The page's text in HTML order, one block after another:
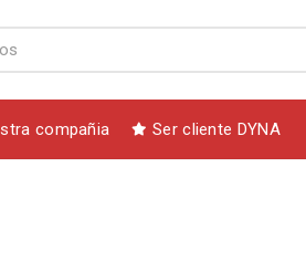
compañia Ser cliente DYNA